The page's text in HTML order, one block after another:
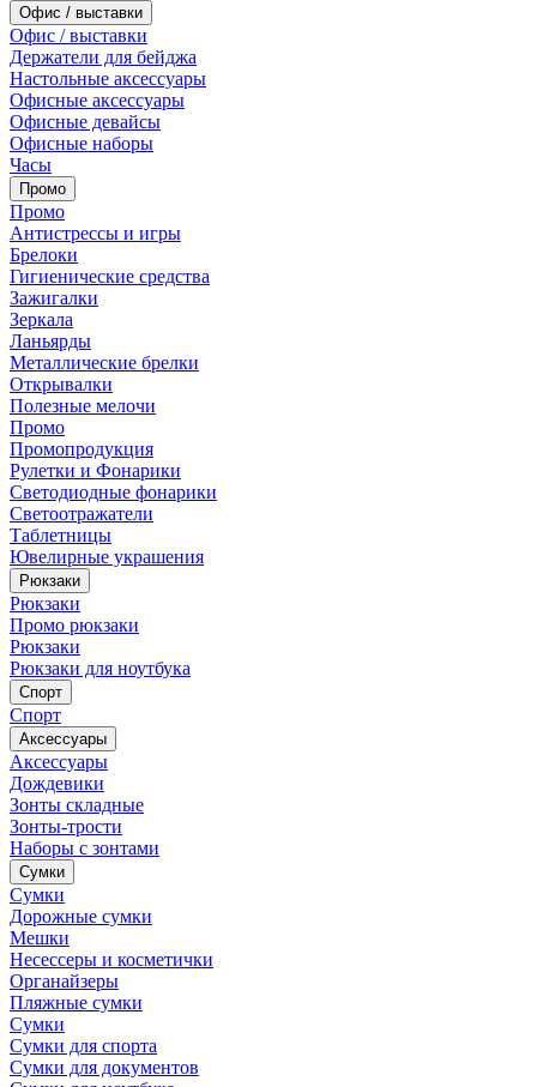
Офис / выставки
Офис / выставки
Держатели для бейджа
Настольные аксессуары
Офисные аксессуары
Офисные девайсы
Офисные наборы
Часы
Промо
Промо
Антистрессы и игры
Брелоки
Гигиенические средства
Зажигалки
Зеркала
Ланьярды
Металлические брелки
Открывалки
Полезные мелочи
Промо
Промопродукция
Рулетки и Фонарики
Светодиодные фонарики
Светоотражатели
Таблетницы
Ювелирные украшения
Рюкзаки
Рюкзаки
Промо рюкзаки
Рюкзаки
Рюкзаки для ноутбука
Спорт
Спорт
Аксессуары
Аксессуары
Дождевики
Зонты складные
Зонты-трости
Наборы с зонтами
Сумки
Сумки
Дорожные сумки
Мешки
Несессеры и косметички
Органайзеры
Пляжные сумки
Сумки
Сумки для спорта
Сумки для документов